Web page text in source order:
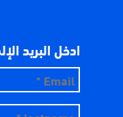
ادخل البريد